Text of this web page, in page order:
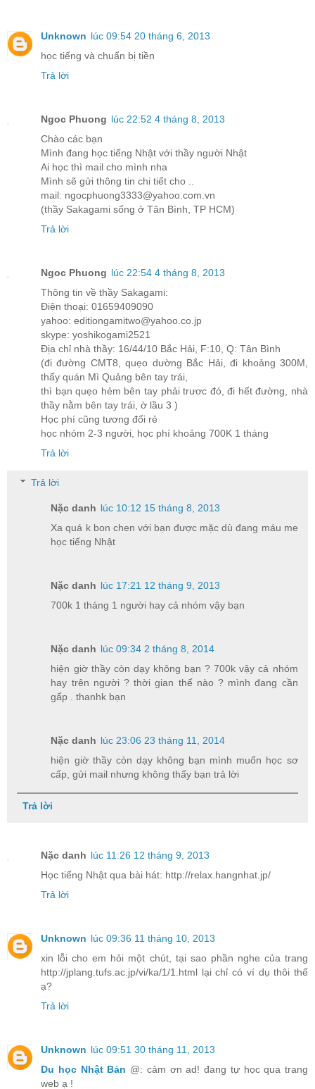
Unknown lúc 09:54 20 tháng 6, 2013
học tiếng và chuẩn bị tiền
Trả lời
Ngoc Phuong lúc 22:52 4 tháng 8, 2013
Chào các bạn
Mình đang học tiếng Nhật với thầy người Nhật
Ai học thì mail cho mình nha
Mình sẽ gửi thông tin chi tiết cho ..
mail: ngocphuong3333@yahoo.com.vn
(thầy Sakagami sống ở Tân Bình, TP HCM)
Trả lời
Ngoc Phuong lúc 22:54 4 tháng 8, 2013
Thông tin về thầy Sakagami:
Điện thoại: 01659409090
yahoo: editiongamitwo@yahoo.co.jp
skype: yoshikogami2521
Địa chỉ nhà thầy: 16/44/10 Bắc Hải, F:10, Q: Tân Bình
(đi đường CMT8, quẹo dường Bắc Hải, đi khoảng 300M,
thấy quán Mì Quảng bên tay trái,
thì bạn quẹo hẻm bên tay phải trươc đó, đi hết đường, nhà
thầy nằm bên tay trái, ờ lầu 3 )
Học phí cũng tương đối rẻ
học nhóm 2-3 người, học phí khoảng 700K 1 tháng
Trả lời
Trả lời
Nặc danh lúc 10:12 15 tháng 8, 2013
Xa quá k bon chen với bạn được mặc dù đang máu me
học tiếng Nhật
Nặc danh lúc 17:21 12 tháng 9, 2013
700k 1 tháng 1 người hay cả nhóm vậy bạn
Nặc danh lúc 09:34 2 tháng 8, 2014
hiện giờ thầy còn dạy không bạn ? 700k vậy cả nhóm
hay trên người ? thời gian thế nào ? mình đang cần
gấp . thanhk bạn
Nặc danh lúc 23:06 23 tháng 11, 2014
hiện giờ thầy còn dạy không bạn mình muốn học sơ
cấp, gửi mail nhưng không thấy bạn trả lời
Trả lời
Nặc danh lúc 11:26 12 tháng 9, 2013
Học tiếng Nhật qua bài hát: http://relax.hangnhat.jp/
Trả lời
Unknown lúc 09:36 11 tháng 10, 2013
xin lỗi cho em hỏi một chút, tại sao phần nghe của trang
http://jplang.tufs.ac.jp/vi/ka/1/1.html lại chỉ có ví dụ thôi thế
ạ?
Trả lời
Unknown lúc 09:51 30 tháng 11, 2013
Du học Nhật Bản @: cảm ơn ad! đang tự học qua trang
web ạ !